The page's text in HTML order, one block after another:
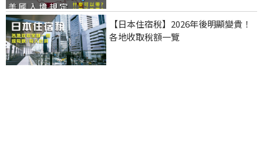
【日本住宿稅】2026年後明顯變貴！
各地收取稅額一覽